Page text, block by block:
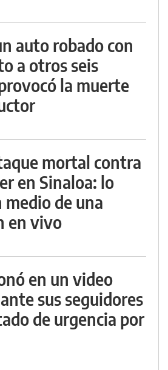
auto robado con
a otros seis
la muerte
mortal contra
en Sinaloa: lo
de una
en vivo
en un video
sus seguidores
de urgencia por